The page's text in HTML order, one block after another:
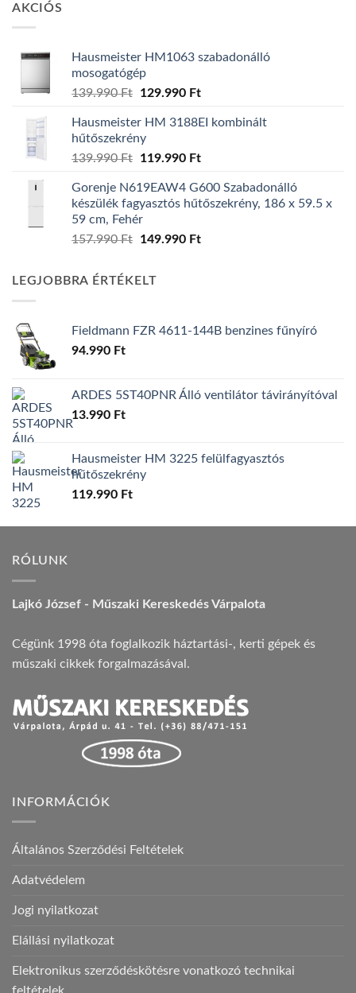
AKCIÓS
Hausmeister HM1063 szabadonálló
mosogatógép
139.990Ft
Original
was:
139.990 Ft.
129.990 FtCurrent
is:
Hausmeister HM 3188EI kombinált
hűtőszekrény
139.990Ft
Original
was:
139.990 Ft.
119.990 FtCurrent
is:
119.990 Ft.
Gorenje N619EAW4 G600 Szabadonálló
készülék fagyasztós hűtőszekrény, 186 x 59.5 x
59 cm, Fehér
157.990Ft
Original
157.990 Ft.
149.990 FtCurrent
LEGJOBBRA ÉRTÉKELT
Fieldmann FZR 4611-144B benzines fűnyíró
94.990 Ft
ARDES 5ST40PNR Álló ventilátor távirányítóval
13.990 Ft
Hausmeister HM 3225 felülfagyasztós
hűtőszekrény
119.990 Ft
RÓLUNK
Lajkó József - Műszaki Kereskedés Várpalota
Cégünk 1998 óta foglalkozik háztartási-, kerti gépek és
műszaki cikkek forgalmazásával.
INFORMÁCIÓK
Általános Szerződési Feltételek
Adatvédelem
Jogi nyilatkozat
Elállási nyilatkozat
Elektronikus szerződéskötésre vonatkozó technikai